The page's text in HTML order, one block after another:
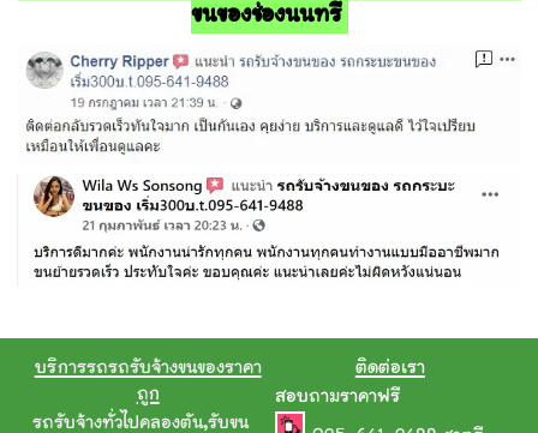
ขนของช่องนนทรี
บริการรถรถรับจ้างขนของราคา
ถูก
รถรับจ้างทั่วไปคลองตัน,รับขน
ติดต่อเรา
สอบถามราคาฟรี